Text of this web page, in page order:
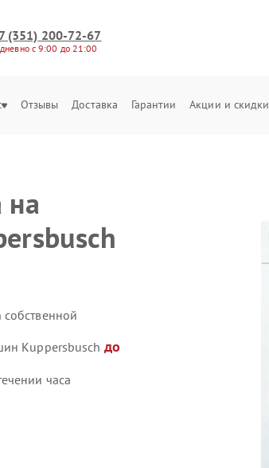
(351) 200-72-67
с 9:00 до 21:00
Отзывы Доставка Гарантии Акции и скидки
на
Kuppersbusch до
часа